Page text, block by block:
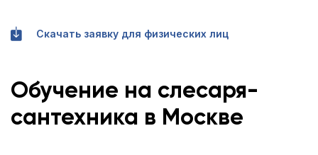
Скачать заявку для физических лиц
Обучение на слесаря-
сантехника в Москве